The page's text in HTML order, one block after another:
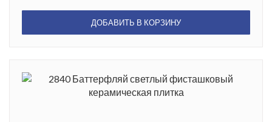
ДОБАВИТЬ В КОРЗИНУ